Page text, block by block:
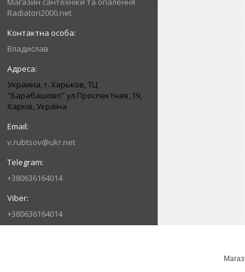
Radiatori2000.net
Владислав
Украина, г. Харьков, ТЦ
"Барабашово" ул.Проспектная ,19,
Харків, Україна
v.rubtsov@ukr.net
+380636164014
+380636164014